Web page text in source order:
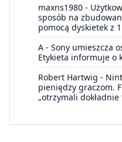
maxns1980 -
sposób na
pomocą dyskietek z
A - Sony umieszcza
Etykieta informuje o
Robert Hartwig -
pieniędzy graczom.
„otrzymali dokładnie